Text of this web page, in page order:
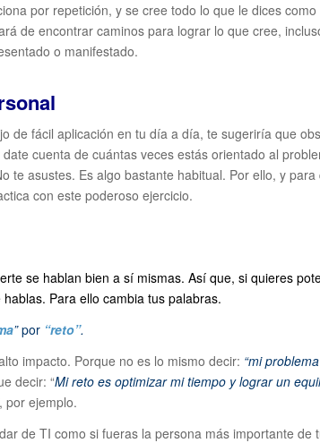
por repetición, y se cree todo lo que le dices
de encontrar caminos para lograr lo que cree,
o manifestado.
de fácil aplicación en tu día a día, te sugeriría que
cuenta de cuántas veces estás orientado al
te asustes. Es algo bastante habitual. Por ello, y para
con este poderoso ejercicio.
se hablan bien a sí mismas. Así que, si quieres
Para ello cambia tus palabras.
”por “reto”.
impacto. Porque no es lo mismo decir: “mi
decir: “Mi reto es optimizar mi tiempo y lograr un
, por ejemplo.
de TI como si fueras la persona más importante de